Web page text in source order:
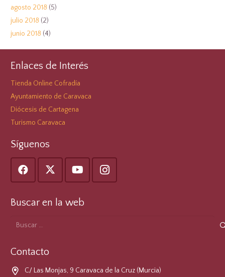
agosto 2018 (5)
julio 2018 (2)
junio 2018 (4)
Enlaces de Interés
Tienda Online Cofradía
Ayuntamiento de Caravaca
Diócesis de Cartagena
Turismo Caravaca
Síguenos
Buscar en la web
Buscar:
Contacto
C/ Las Monjas, 9 Caravaca de la Cruz (Murcia)